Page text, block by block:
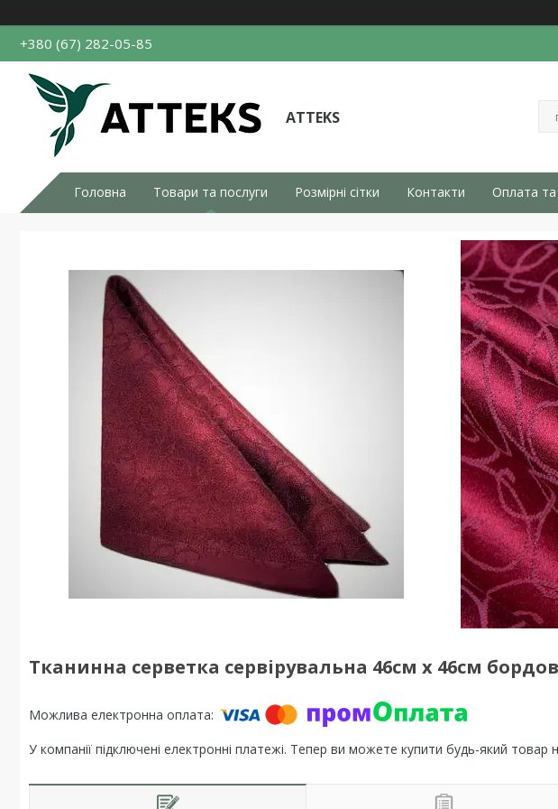
+380 (67) 282-05-85
ATTEKS
Головна Товари та послуги Розмірні сітки Контакти Оплата
Тканинна серветка сервірувальна 46см х 46см
У компанії підключені електронні платежі. Тепер ви можете купити будь-який товар